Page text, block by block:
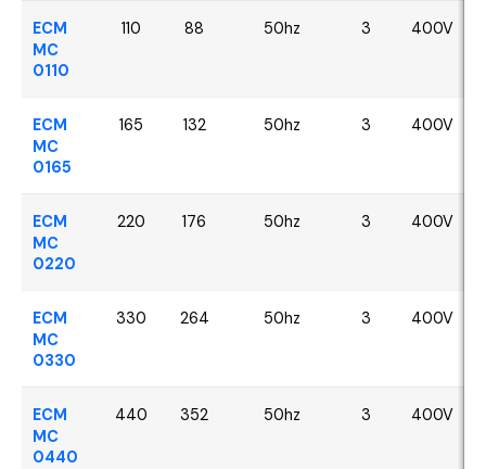
ECM
MC
0110
110 88 50hz 3 400V
ECM
MC
0165
165 132 50hz 3 400V
ECM
MC
0220
220 176 50hz 3 400V
ECM
MC
0330
330 264 50hz 3 400V
ECM
MC
0440
440 352 50hz 3 400V